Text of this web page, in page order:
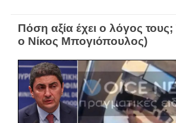
Πόση αξία έχει ο λόγος
ο Νίκος Μπογιόπουλος)